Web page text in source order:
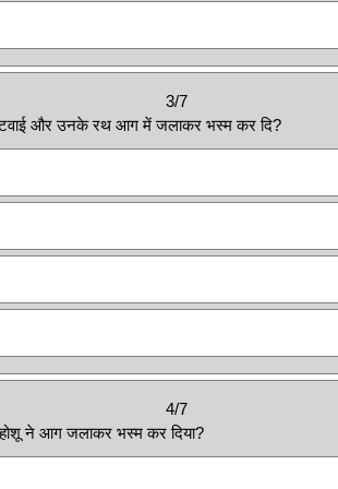
3/7
और उनके रथ आग में जलाकर भस्म कर दि?
4/7
ने आग जलाकर भस्म कर दिया?